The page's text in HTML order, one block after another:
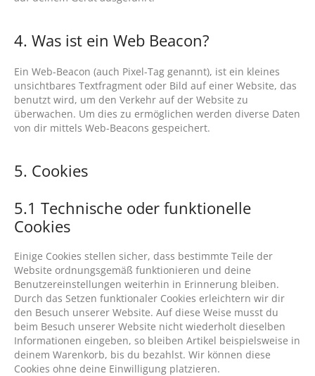
4. Was ist ein Web Beacon?
Ein Web-Beacon (auch Pixel-Tag genannt), ist ein kleines
unsichtbares Textfragment oder Bild auf einer Website, das
benutzt wird, um den Verkehr auf der Website zu
überwachen. Um dies zu ermöglichen werden diverse Daten
von dir mittels Web-Beacons gespeichert.
5. Cookies
5.1 Technische oder funktionelle
Cookies
Einige Cookies stellen sicher, dass bestimmte Teile der
Website ordnungsgemäß funktionieren und deine
Benutzereinstellungen weiterhin in Erinnerung bleiben.
Durch das Setzen funktionaler Cookies erleichtern wir dir
den Besuch unserer Website. Auf diese Weise musst du
beim Besuch unserer Website nicht wiederholt dieselben
Informationen eingeben, so bleiben Artikel beispielsweise in
deinem Warenkorb, bis du bezahlst. Wir können diese
Cookies ohne deine Einwilligung platzieren.